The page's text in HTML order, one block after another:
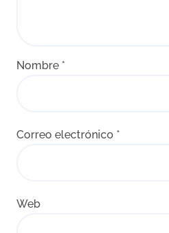
Nombre *
Correo electrónico *
Web